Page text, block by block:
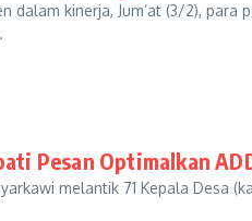
dalam kinerja, Jum’at (3/2),
Pesan Optimalkan
melantik 71 Kepala Desa